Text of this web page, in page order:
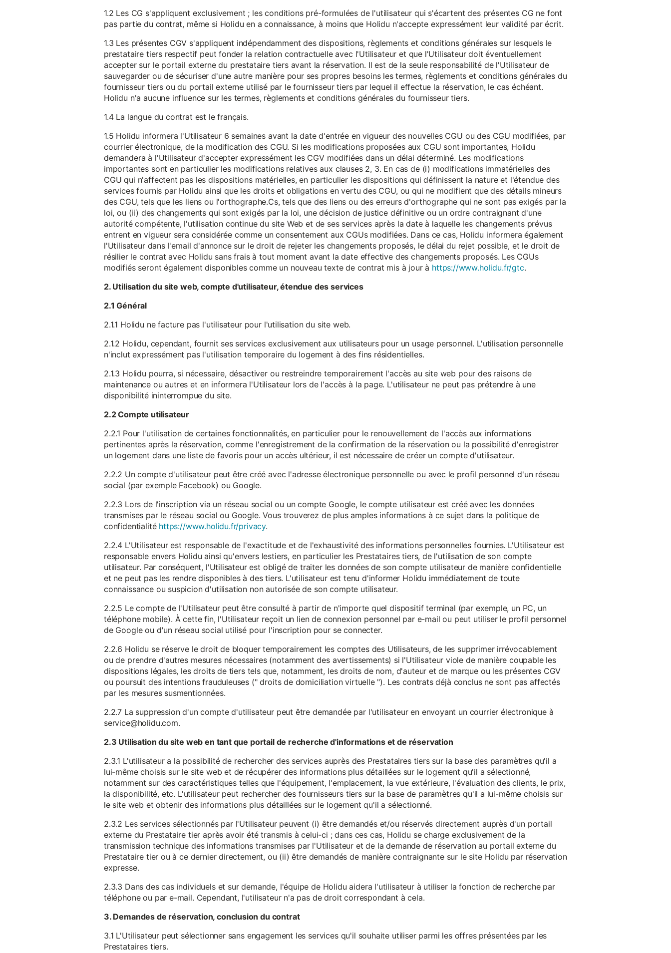
1.2 Les CG s'appliquent exclusivement ; les conditions pré-formulées de l'utilisateur qui s'écartent des présentes CG ne font
pas partie du contrat, même si Holidu en a connaissance, à moins que Holidu n'accepte expressément leur validité par écrit.
1.3 Les présentes CGV s'appliquent indépendamment des dispositions, règlements et conditions générales sur lesquels le
prestataire tiers respectif peut fonder la relation contractuelle avec l'Utilisateur et que l'Utilisateur doit éventuellement
accepter sur le portail externe du prestataire tiers avant la réservation. Il est de la seule responsabilité de l'Utilisateur de
sauvegarder ou de sécuriser d'une autre manière pour ses propres besoins les termes, règlements et conditions générales du
fournisseur tiers ou du portail externe utilisé par le fournisseur tiers par lequel il effectue la réservation, le cas échéant.
Holidu n'a aucune influence sur les termes, règlements et conditions générales du fournisseur tiers.
1.4 La langue du contrat est le français.
1.5 Holidu informera l'Utilisateur 6 semaines avant la date d'entrée en vigueur des nouvelles CGU ou des CGU modifiées, par
courrier électronique, de la modification des CGU. Si les modifications proposées aux CGU sont importantes, Holidu
demandera à l'Utilisateur d'accepter expressément les CGV modifiées dans un délai déterminé. Les modifications
importantes sont en particulier les modifications relatives aux clauses 2, 3. En cas de (i) modifications immatérielles des
CGU qui n'affectent pas les dispositions matérielles, en particulier les dispositions qui définissent la nature et l'étendue des
services fournis par Holidu ainsi que les droits et obligations en vertu des CGU, ou qui ne modifient que des détails mineurs
des CGU, tels que les liens ou l'orthographe.Cs, tels que des liens ou des erreurs d'orthographe qui ne sont pas exigés par la
loi, ou (ii) des changements qui sont exigés par la loi, une décision de justice définitive ou un ordre contraignant d'une
autorité compétente, l'utilisation continue du site Web et de ses services après la date à laquelle les changements prévus
entrent en vigueur sera considérée comme un consentement aux CGUs modifiées. Dans ce cas, Holidu informera également
l'Utilisateur dans l'email d'annonce sur le droit de rejeter les changements proposés, le délai du rejet possible, et le droit de
résilier le contrat avec Holidu sans frais à tout moment avant la date effective des changements proposés. Les CGUs
modifiés seront également disponibles comme un nouveau texte de contrat mis à jour à https://www.holidu.fr/gtc.
2. Utilisation du site web, compte d'utilisateur, étendue des services
2.1 Général
2.1.1 Holidu ne facture pas l'utilisateur pour l'utilisation du site web.
2.1.2 Holidu, cependant, fournit ses services exclusivement aux utilisateurs pour un usage personnel. L'utilisation personnelle
n'inclut expressément pas l'utilisation temporaire du logement à des fins résidentielles.
2.1.3 Holidu pourra, si nécessaire, désactiver ou restreindre temporairement l'accès au site web pour des raisons de
maintenance ou autres et en informera l'Utilisateur lors de l'accès à la page. L'utilisateur ne peut pas prétendre à une
disponibilité ininterrompue du site.
2.2 Compte utilisateur
2.2.1 Pour l'utilisation de certaines fonctionnalités, en particulier pour le renouvellement de l'accès aux informations
pertinentes après la réservation, comme l'enregistrement de la confirmation de la réservation ou la possibilité d'enregistrer
un logement dans une liste de favoris pour un accès ultérieur, il est nécessaire de créer un compte d'utilisateur.
2.2.2 Un compte d'utilisateur peut être créé avec l'adresse électronique personnelle ou avec le profil personnel d'un réseau
social (par exemple Facebook) ou Google.
2.2.3 Lors de l'inscription via un réseau social ou un compte Google, le compte utilisateur est créé avec les données
transmises par le réseau social ou Google. Vous trouverez de plus amples informations à ce sujet dans la politique de
confidentialité https://www.holidu.fr/privacy.
2.2.4 L'Utilisateur est responsable de l'exactitude et de l'exhaustivité des informations personnelles fournies. L'Utilisateur est
responsable envers Holidu ainsi qu'envers lestiers, en particulier les Prestataires tiers, de l'utilisation de son compte
utilisateur. Par conséquent, l'Utilisateur est obligé de traiter les données de son compte utilisateur de manière confidentielle
et ne peut pas les rendre disponibles à des tiers. L'utilisateur est tenu d'informer Holidu immédiatement de toute
connaissance ou suspicion d'utilisation non autorisée de son compte utilisateur.
2.2.5 Le compte de l'Utilisateur peut être consulté à partir de n'importe quel dispositif terminal (par exemple, un PC, un
téléphone mobile). À cette fin, l'Utilisateur reçoit un lien de connexion personnel par e-mail ou peut utiliser le profil personnel
de Google ou d'un réseau social utilisé pour l'inscription pour se connecter.
2.2.6 Holidu se réserve le droit de bloquer temporairement les comptes des Utilisateurs, de les supprimer irrévocablement
ou de prendre d'autres mesures nécessaires (notamment des avertissements) si l'Utilisateur viole de manière coupable les
dispositions légales, les droits de tiers tels que, notamment, les droits de nom, d'auteur et de marque ou les présentes CGV
ou poursuit des intentions frauduleuses (" droits de domiciliation virtuelle "). Les contrats déjà conclus ne sont pas affectés
par les mesures susmentionnées.
2.2.7 La suppression d'un compte d'utilisateur peut être demandée par l'utilisateur en envoyant un courrier électronique à
service@holidu.com.
2.3 Utilisation du site web en tant que portail de recherche d'informations et de réservation
2.3.1 L'utilisateur a la possibilité de rechercher des services auprès des Prestataires tiers sur la base des paramètres qu'il a
lui-même choisis sur le site web et de récupérer des informations plus détaillées sur le logement qu'il a sélectionné,
notamment sur des caractéristiques telles que l'équipement, l'emplacement, la vue extérieure, l'évaluation des clients, le prix,
la disponibilité, etc. L'utilisateur peut rechercher des fournisseurs tiers sur la base de paramètres qu'il a lui-même choisis sur
le site web et obtenir des informations plus détaillées sur le logement qu'il a sélectionné.
2.3.2 Les services sélectionnés par l'Utilisateur peuvent (i) être demandés et/ou réservés directement auprès d'un portail
externe du Prestataire tier après avoir été transmis à celui-ci ; dans ces cas, Holidu se charge exclusivement de la
transmission technique des informations transmises par l'Utilisateur et de la demande de réservation au portail externe du
Prestataire tier ou à ce dernier directement, ou (ii) être demandés de manière contraignante sur le site Holidu par réservation
expresse.
2.3.3 Dans des cas individuels et sur demande, l'équipe de Holidu aidera l'utilisateur à utiliser la fonction de recherche par
téléphone ou par e-mail. Cependant, l'utilisateur n'a pas de droit correspondant à cela.
3. Demandes de réservation, conclusion du contrat
3.1 L'Utilisateur peut sélectionner sans engagement les services qu'il souhaite utiliser parmi les offres présentées par les
Prestataires tiers.